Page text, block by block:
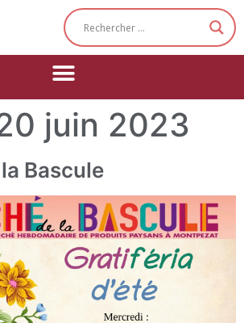
juin 2023
Bascule
panel